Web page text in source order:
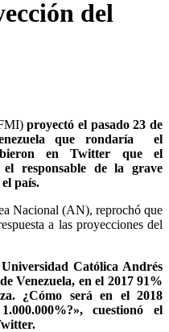
del
proyectó el pasado 23 de
que rondaría el
en Twitter que el
responsable de la grave
país.
Nacional (AN), reprochó que
a las proyecciones del
Católica Andrés
Venezuela, en el 2017 91%
¿Cómo será en el 2018
cuestionó el